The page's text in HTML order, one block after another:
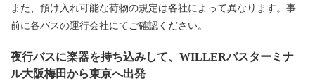
また、預け入れ可能な荷物の規定は各社によって異なります。事
前に各バスの運行会社にてご確認ください。
夜行バスに楽器を持ち込みして、WILLERバスターミナ
ル大阪梅田から東京へ出発